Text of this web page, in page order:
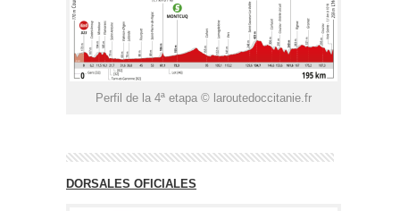
Perfil de la 4ª etapa © laroutedoccitanie.fr
DORSALES OFICIALES